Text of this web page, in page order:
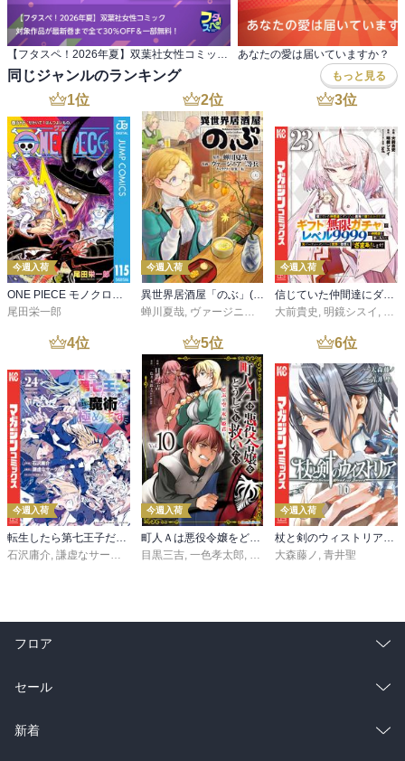
あなたの愛は届いていますか？
同じジャンルのランキング もっと見る
1位
今週入荷
ONE PIECE モノクロ版 115
尾田栄一郎
2位
今週入荷
異世界居酒屋「のぶ」(22)
蝉川夏哉, ヴァージニア二等兵 ,転
3位
今週入荷
信じていた仲間達にダンジョン奥地で殺されかけたがギフト『無限ガチャ』でレベル９９９９の仲間達を手に入れて元パーティーメンバーと世界に復讐＆『ざまぁ！』します！（２３）
大前貴史 , 明鏡シスイ , ｔ
4位
今週入荷
転生したら第七王子だったので、気ままに魔術を極めます（２４）
石沢庸介, 謙虚なサークル メル。
5位
今週入荷
町人Ａは悪役令嬢をどうしても救いたい ～どぶと空と氷の姫君～１０【電子書店共通特典イラスト付】
目黒三吉, 一色孝太郎, Parum
6位
今週入荷
杖と剣のウィストリア（１６）
大森藤ノ , 青井聖
フロア
総合
ラノベ
セール
総合
新着